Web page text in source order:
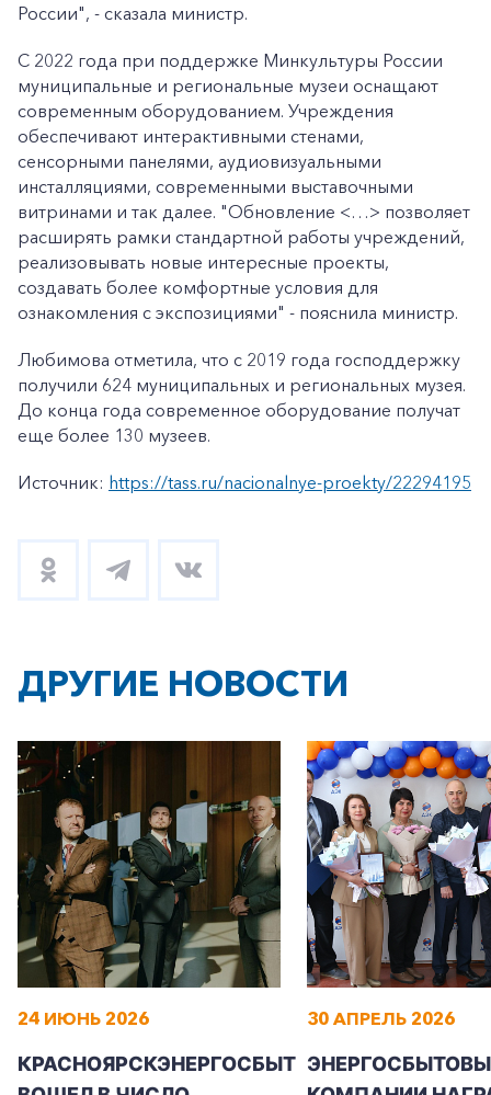
России", - сказала министр.
С 2022 года при поддержке Минкультуры России
муниципальные и региональные музеи оснащают
современным оборудованием. Учреждения
обеспечивают интерактивными стенами,
сенсорными панелями, аудиовизуальными
инсталляциями, современными выставочными
витринами и так далее. "Обновление <…> позволяет
расширять рамки стандартной работы учреждений,
реализовывать новые интересные проекты,
создавать более комфортные условия для
ознакомления с экспозициями" - пояснила министр.
Любимова отметила, что с 2019 года господдержку
получили 624 муниципальных и региональных музея.
До конца года современное оборудование получат
еще более 130 музеев.
Источник: https://tass.ru/nacionalnye-proekty/22294195
ДРУГИЕ НОВОСТИ
24 ИЮНЬ 2026
КРАСНОЯРСКЭНЕРГОСБЫТ
30 АПРЕЛЬ 2026